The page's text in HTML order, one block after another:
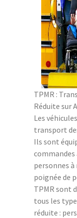
TPMR :
Réduite sur
Les
transport
Ils sont
commandes
personnes
poignée de
TPMR sont
tous les
réduite :